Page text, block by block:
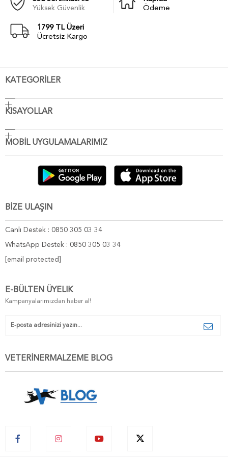
Yüksek Güvenlik
Ödeme
1799 TL Üzeri
Ücretsiz Kargo
KATEGORİLER
KISAYOLLAR
MOBİL UYGULAMALARIMIZ
BİZE ULAŞIN
Canlı Destek : 0850 305 03 34
WhatsApp Destek : 0850 305 03 34
[email protected]
E-BÜLTEN ÜYELIK
Kampanyalarımızdan haber al!
VETERİNERMALZEME BLOG